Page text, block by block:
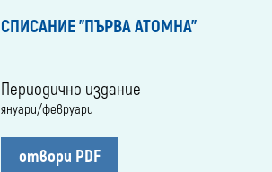
СПИСАНИЕ "ПЪРВА АТОМНА"
Периодично издание
януари/февруари
отвори PDF